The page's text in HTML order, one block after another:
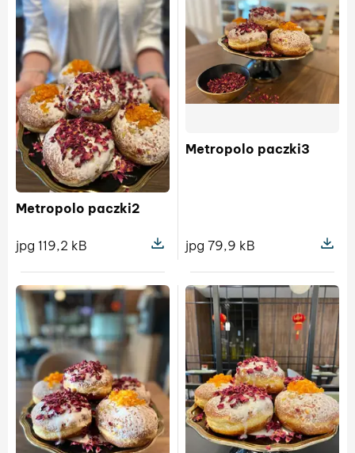
Metropolo paczki2
jpg 119,2 kB
Pokaż szczegóły pliku Metropolo
Metropolo paczki3
jpg 79,9 kB